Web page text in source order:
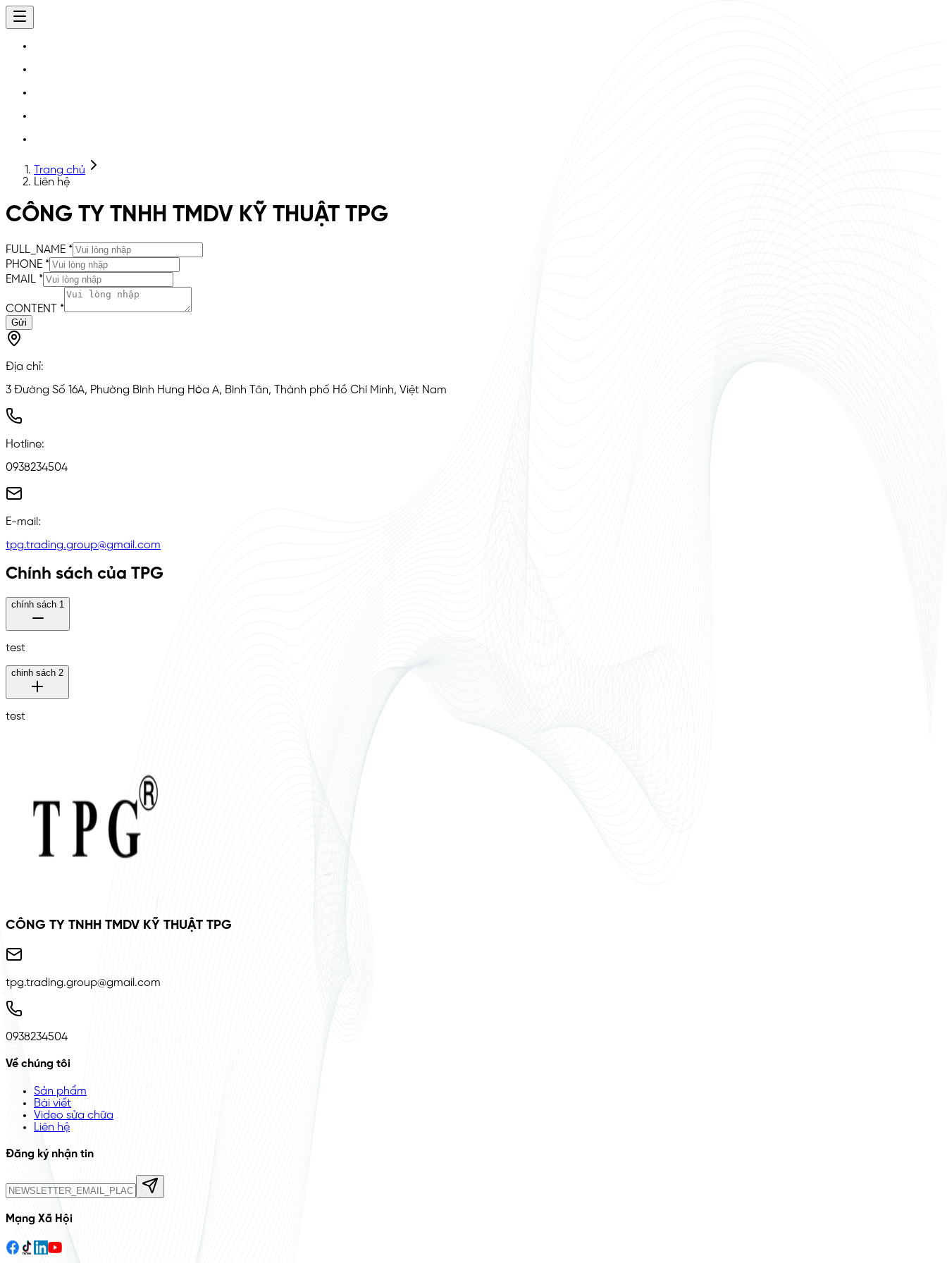
Trang chủ
Liên hệ
CÔNG TY TNHH TMDV KỸ THUẬT TPG
FULL_NAME *
PHONE *
EMAIL *
CONTENT *
Gửi
Địa chỉ:
3 Đường Số 16A, Phường Bình Hưng Hòa A, Bình Tân, Thành phố Hồ Chí Minh, Việt Nam
Hotline:
0938234504
E-mail :
tpg.trading.group@gmail.com
Chính sách của TPG
chính sách 1
test
chinh sách 2
test
CÔNG TY TNHH TMDV KỸ THUẬT TPG
tpg.trading.group@gmail.com
0938234504
Về chúng tôi
Sản phẩm
Bài viết
Video sửa chữa
Liên hệ
Đăng ký nhận tin
Mạng Xã Hội